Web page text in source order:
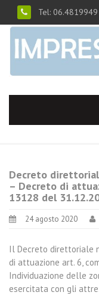
Tel: 06.4819949
Decreto
– Decreto di
13128 del
24 agosto 2020
Il Decreto direttoriale
di attuazione art. 6,
Individuazione delle
esercitata con gli